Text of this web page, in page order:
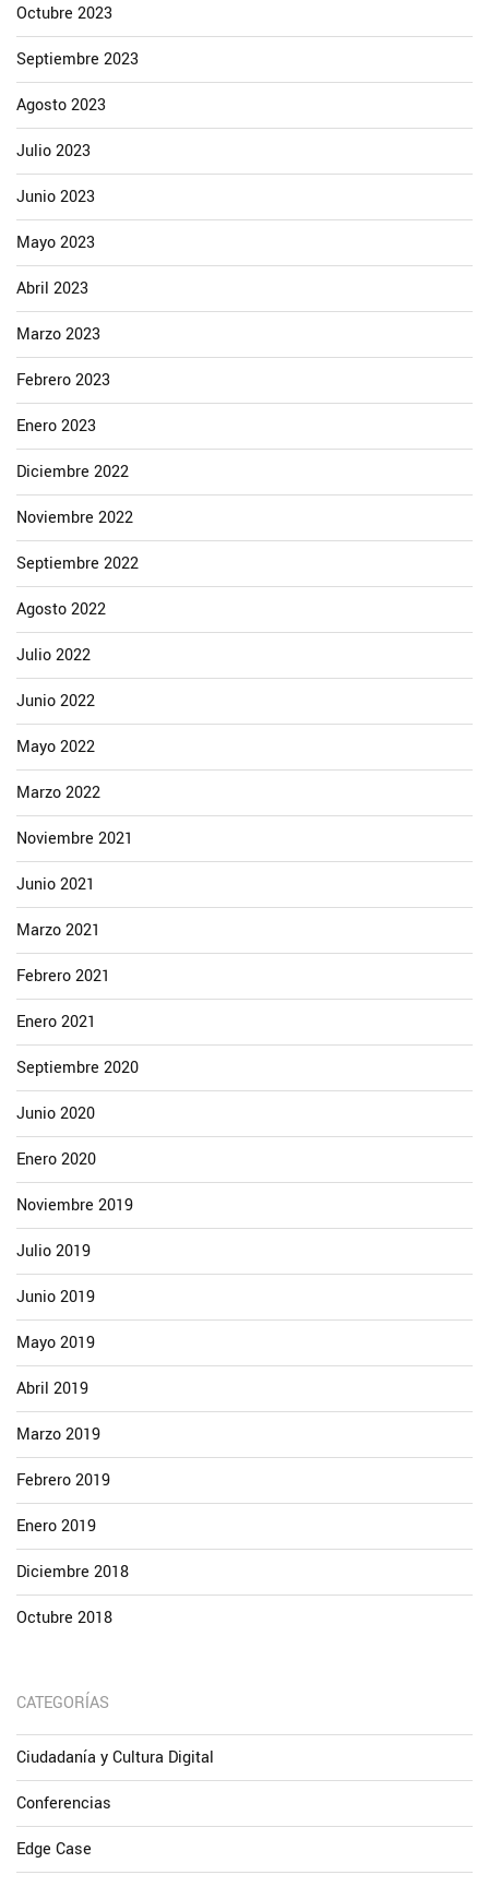
Octubre 2023
Septiembre 2023
Agosto 2023
Julio 2023
Junio 2023
Mayo 2023
Abril 2023
Marzo 2023
Febrero 2023
Enero 2023
Diciembre 2022
Noviembre 2022
Septiembre 2022
Agosto 2022
Julio 2022
Junio 2022
Mayo 2022
Marzo 2022
Noviembre 2021
Junio 2021
Marzo 2021
Febrero 2021
Enero 2021
Septiembre 2020
Junio 2020
Enero 2020
Noviembre 2019
Julio 2019
Junio 2019
Mayo 2019
Abril 2019
Marzo 2019
Febrero 2019
Enero 2019
Diciembre 2018
Octubre 2018
CATEGORÍAS
Ciudadanía y Cultura Digital
Conferencias
Edge Case